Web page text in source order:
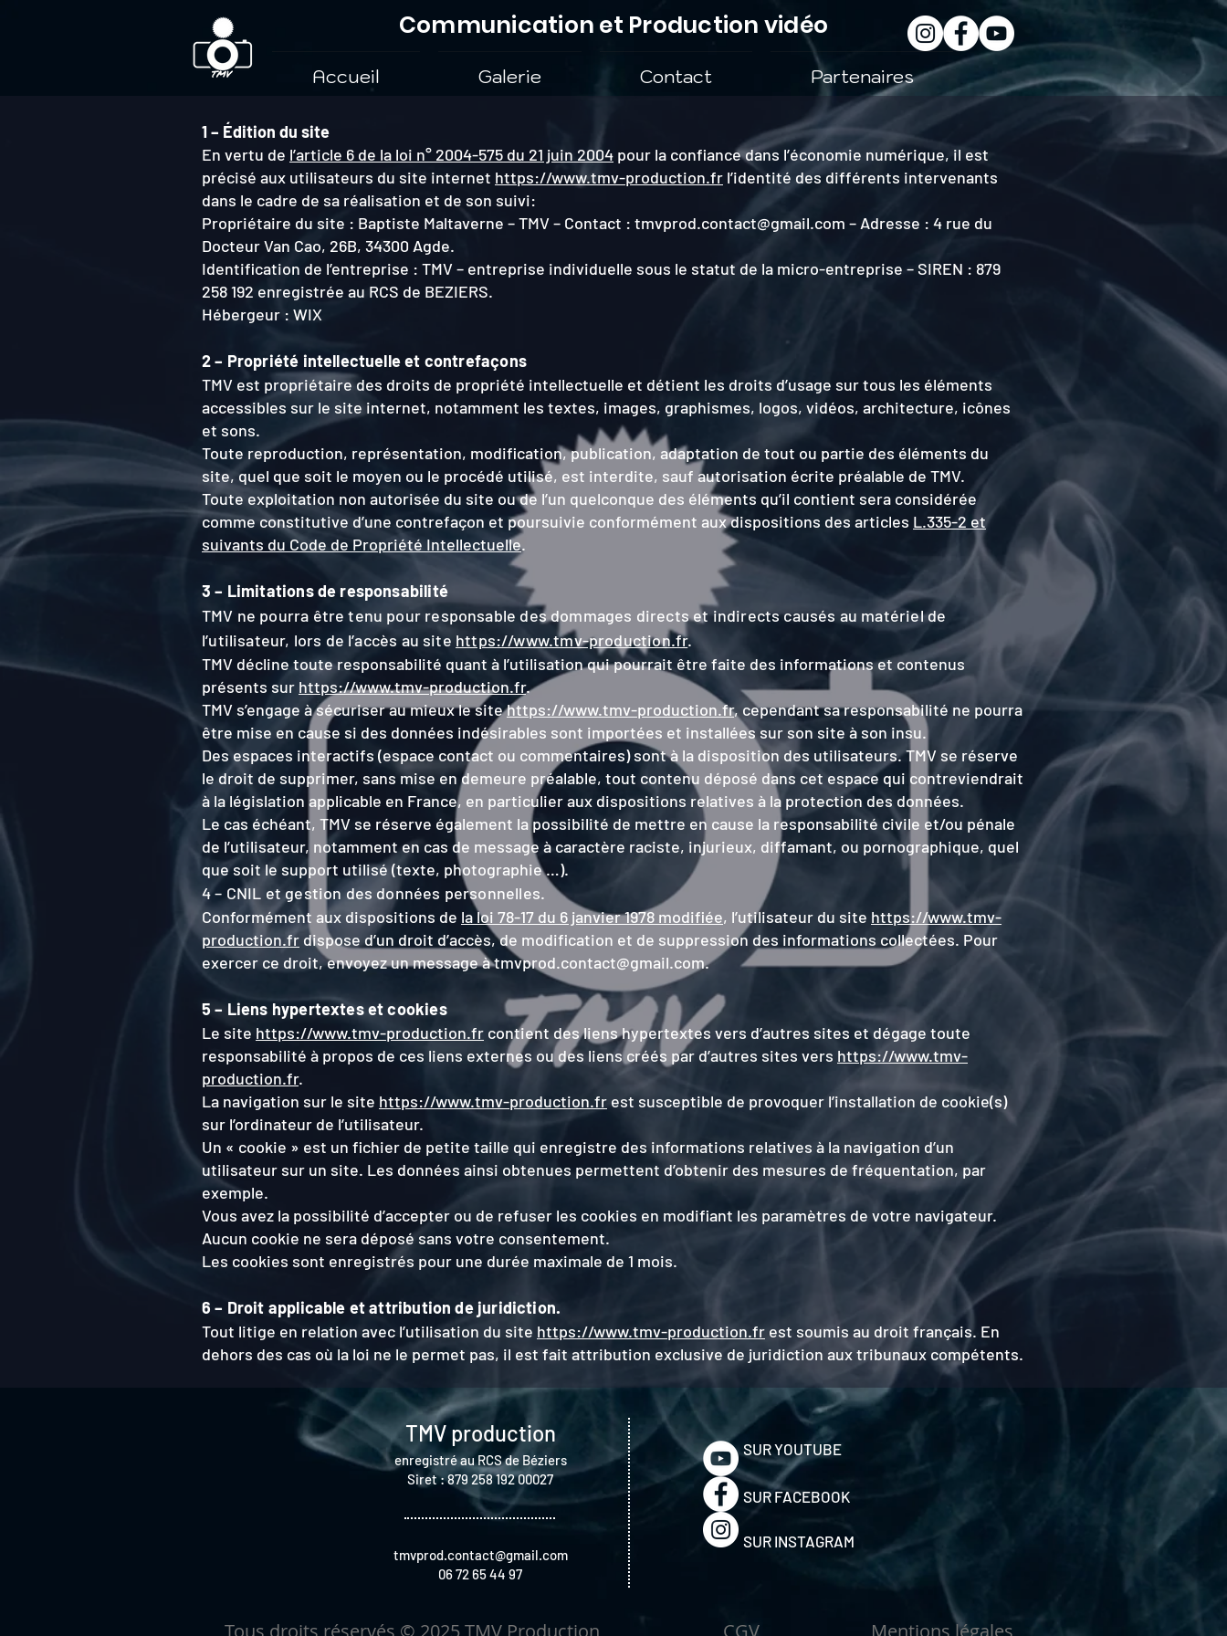
Communication et Production vidéo
Accueil Galerie Contact Partenaires
1 – Édition du site
En vertu de l’article 6 de la loi n° 2004-575 du 21 juin 2004 pour la confiance dans l’économie numérique, il est
précisé aux utilisateurs du site internet https://www.tmv-production.fr l’identité des différents intervenants
dans le cadre de sa réalisation et de son suivi:
Propriétaire du site : Baptiste Maltaverne – TMV – Contact : tmvprod.contact@gmail.com – Adresse : 4 rue du
Docteur Van Cao, 26B, 34300 Agde.
Identification de l’entreprise : TMV – entreprise individuelle sous le statut de la micro-entreprise – SIREN : 879
258 192 enregistrée au RCS de BEZIERS.
Hébergeur : WIX
2 – Propriété intellectuelle et contrefaçons
TMV est propriétaire des droits de propriété intellectuelle et détient les droits d’usage sur tous les éléments
accessibles sur le site internet, notamment les textes, images, graphismes, logos, vidéos, architecture, icônes
et sons.
Toute reproduction, représentation, modification, publication, adaptation de tout ou partie des éléments du
site, quel que soit le moyen ou le procédé utilisé, est interdite, sauf autorisation écrite préalable de TMV.
Toute exploitation non autorisée du site ou de l’un quelconque des éléments qu’il contient sera considérée
comme constitutive d’une contrefaçon et poursuivie conformément aux dispositions des articles L.335-2 et
suivants du Code de Propriété Intellectuelle.
3 – Limitations de responsabilité
TMV ne pourra être tenu pour responsable des dommages directs et indirects causés au matériel de
l’utilisateur, lors de l’accès au site https://www.tmv-production.fr.
TMV décline toute responsabilité quant à l’utilisation qui pourrait être faite des informations et contenus
présents sur https://www.tmv-production.fr.
TMV s’engage à sécuriser au mieux le sitehttps://www.tmv-production.fr, cependant sa responsabilité ne pourra
être mise en cause si des données indésirables sont importées et installées sur son site à son insu.
Des espaces interactifs (espace contact ou commentaires) sont à la disposition des utilisateurs. TMV se réserve
le droit de supprimer, sans mise en demeure préalable, tout contenu déposé dans cet espace qui contreviendrait
à la législation applicable en France, en particulier aux dispositions relatives à la protection des données.
Le cas échéant, TMV se réserve également la possibilité de mettre en cause la responsabilité civile et/ou pénale
de l’utilisateur, notamment en cas de message à caractère raciste, injurieux, diffamant, ou pornographique, quel
que soit le support utilisé (texte, photographie …).
4 – CNIL et gestion des données personnelles.
Conformément aux dispositions de la loi 78-17 du 6 janvier 1978 modifiée, l’utilisateur du site https://www.tmv-
production.fr dispose d’un droit d’accès, de modification et de suppression des informations collectées. Pour
exercer ce droit, envoyez un message àtmvprod.contact@gmail.com.
5 – Liens hypertextes et cookies
Le site https://www.tmv-production.fr contient des liens hypertextes vers d’autres sites et dégage toute
responsabilité à propos de ces liens externes ou des liens créés par d’autres sites vers https://www.tmv-
production.fr.
La navigation sur le site https://www.tmv-production.fr est susceptible de provoquer l’installation de cookie(s)
sur l’ordinateur de l’utilisateur.
Un « cookie » est un fichier de petite taille qui enregistre des informations relatives à la navigation d’un
utilisateur sur un site. Les données ainsi obtenues permettent d’obtenir des mesures de fréquentation, par
exemple.
Vous avez la possibilité d’accepter ou de refuser les cookies en modifiant les paramètres de votre navigateur.
Aucun cookie ne sera déposé sans votre consentement.
Les cookies sont enregistrés pour une durée maximale de 1 mois.
6 – Droit applicable et attribution de juridiction.
Tout litige en relation avec l’utilisation du site https://www.tmv-production.fr est soumis au droit français. En
dehors des cas où la loi ne le permet pas, il est fait attribution exclusive de juridiction aux tribunaux compétents.
TMV production
enregistré au RCS de Béziers
Siret :879 258 192 00027
tmvprod.contact@gmail.com
06 72 65 44 97
SUR YOUTUBE
SUR FACEBOOK
SUR INSTAGRAM
Tous droits réservés © 2025 TMV Production CGV Mentions légales